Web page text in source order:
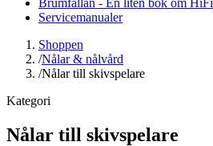
Servicemanualer
Shoppen
/Nålar & nålvård
/Nålar till skivspelare
Kategori
Nålar till skivspelare